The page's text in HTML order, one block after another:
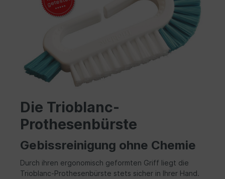
Die Trioblanc-
Prothesenbürste
Gebissreinigung ohne Chemie
Durch ihren ergonomisch geformten Griff liegt die
Trioblanc-Prothesenbürste stets sicher in Ihrer Hand.